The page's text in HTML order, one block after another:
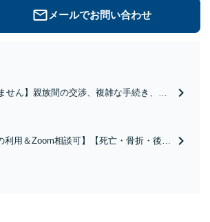
メールでお問い合わせ
せん】親族間の交渉、複雑な手続き、全
く】駐車場あり
利用＆Zoom相談可】【死亡・骨折・後遺